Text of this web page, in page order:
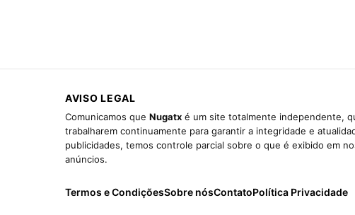
AVISO LEGAL
Comunicamos que Nugatx é um site totalmente independente,
trabalharem continuamente para garantir a integridade e
publicidades, temos controle parcial sobre o que é exibido em
anúncios.
Termos e CondiçõesSobre nósContatoPolítica Privacidade